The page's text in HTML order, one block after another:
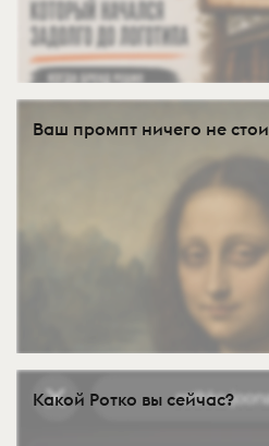
Ваш промпт ничего не
Какой Ротко вы сейчас?